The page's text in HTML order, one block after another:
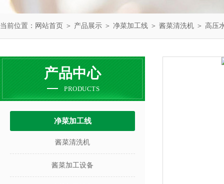
当前位置： 网站首页 ＞ 产品展示 ＞ 净菜加工线 ＞ 酱菜清洗机 ＞ 高压
产品中心
PRODUCTS
净菜加工线
酱菜清洗机
酱菜加工设备